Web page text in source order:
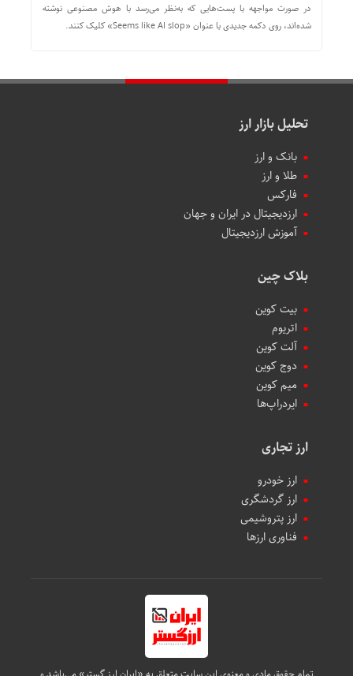
در صورت مواجهه با پست‌هایی که به‌نظر می‌رسد با هوش مصنوعی نوشته
شده‌اند، روی دکمه جدیدی با عنوان «Seems like AI slop» کلیک کنند.
تحلیل بازار ارز
بانک و ارز
طلا و ارز
فارکس
ارزدیجیتال در ایران و جهان
آموزش ارزدیجیتال
بلاک چین
بیت کوین
اتریوم
آلت کوین
دوج کوین
میم کوین‌
ایردراپ‌ها
ارز تجاری
ارز خودرو
ارز گردشگری
ارز پتروشیمی
فناوری ارزها